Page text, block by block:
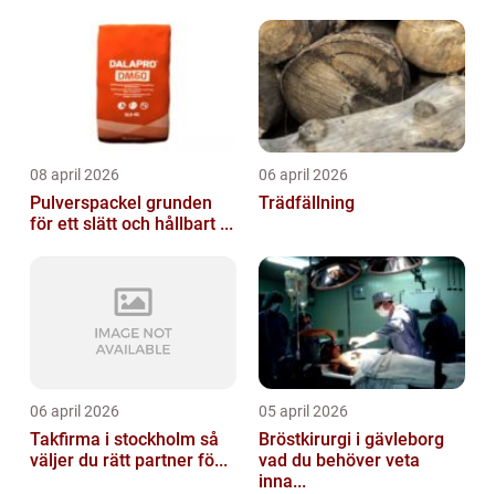
08 april 2026
Pulverspackel grunden
för ett slätt och hållbart ...
06 april 2026
Trädfällning
06 april 2026
Takfirma i stockholm så
väljer du rätt partner fö...
05 april 2026
Bröstkirurgi i gävleborg
vad du behöver veta
inna...